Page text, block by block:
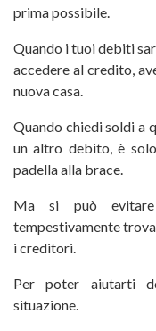
prima possibile.
Quando i tuoi debiti
accedere al credito,
nuova casa.
Quando chiedi soldi a
un altro debito, è
padella alla brace.
Ma si può
tempestivamente
i creditori.
Per poter aiutarti
situazione.